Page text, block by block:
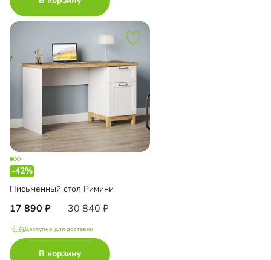
-42%
Письменный стол Римини
17 890 30 840
Доступно для доставки
В корзину